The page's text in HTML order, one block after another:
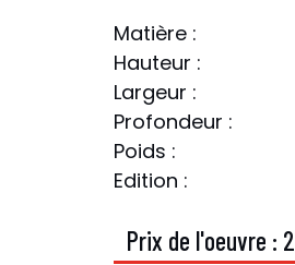
Matière :
Hauteur :
Largeur :
Profondeur :
Poids :
Edition :
Prix de l'oeuvre : 2